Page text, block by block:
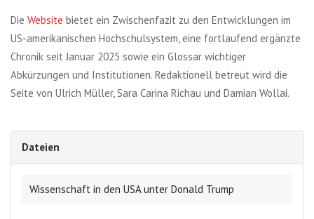
Die Website bietet ein Zwischenfazit zu den Entwicklungen im
US-amerikanischen Hochschulsystem, eine fortlaufend ergänzte
Chronik seit Januar 2025 sowie ein Glossar wichtiger
Abkürzungen und Institutionen. Redaktionell betreut wird die
Seite von Ulrich Müller, Sara Carina Richau und Damian Wollai.
Dateien
Wissenschaft in den USA unter Donald Trump